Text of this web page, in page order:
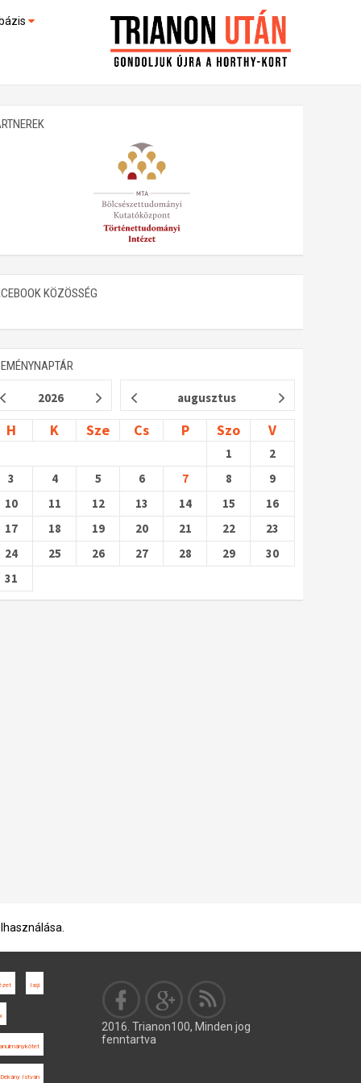
(feltöltés alatt)
KÖZÖSSÉG
2026 augusztus
H K Sze Cs P Szo V
1
2
3
4 5 6 7 8
9
10
11 12 13 14 15
16
17
18 19 20 21 22
23
24
25 26 27 28 29
30
31
Iaşi
Dékány István
2016. Trianon100, Minden jog
fenntartva